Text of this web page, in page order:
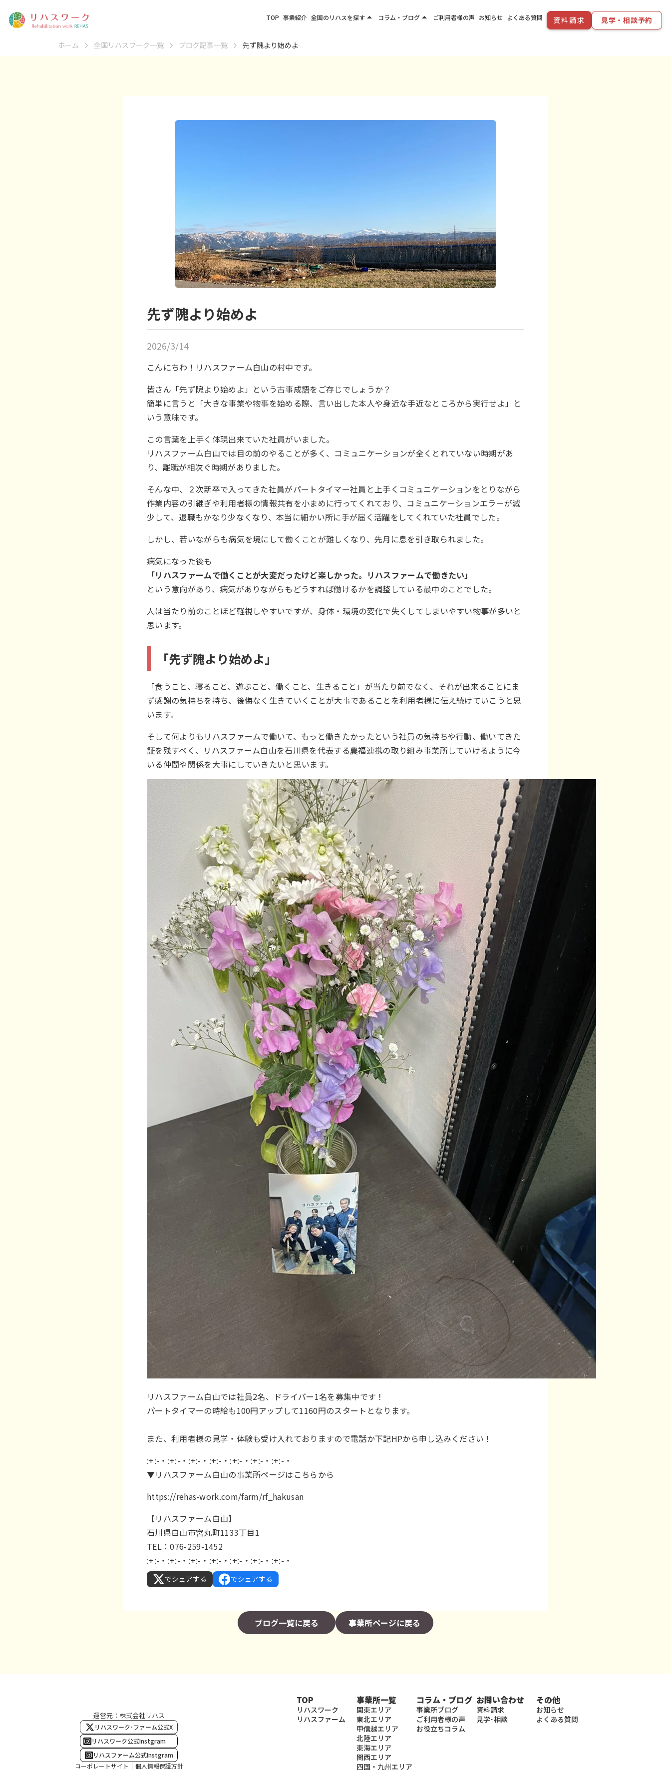
ホーム 全国リハスワーク一覧 ブログ記事一覧 先ず隗より始めよ
先ず隗より始めよ
2026/3/14
こんにちわ！リハスファーム白山の村中です。
皆さん「先ず隗より始めよ」という古事成語をご存じでしょうか？
簡単に言うと「大きな事業や物事を始める際、言い出した本人や身近な手近なところから実行せよ」と
いう意味です。
この言葉を上手く体現出来ていた社員がいました。
リハスファーム白山では目の前のやることが多く、コミュニケーションが全くとれていない時期があ
り、離職が相次ぐ時期がありました。
そんな中、２次新卒で入ってきた社員がパートタイマー社員と上手くコミュニケーションをとりながら
作業内容の引継ぎや利用者様の情報共有を小まめに行ってくれており、コミュニケーションエラーが減
少して、退職もかなり少なくなり、本当に細かい所に手が届く活躍をしてくれていた社員でした。
しかし、若いながらも病気を境にして働くことが難しくなり、先月に息を引き取られました。
病気になった後も
「リハスファームで働くことが大変だったけど楽しかった。リハスファームで働きたい」
という意向があり、病気がありながらもどうすれば働けるかを調整している最中のことでした。
人は当たり前のことほど軽視しやすいですが、身体・環境の変化で失くしてしまいやすい物事が多いと
思います。
「先ず隗より始めよ」
「食うこと、寝ること、遊ぶこと、働くこと、生きること」が当たり前でなく、それが出来ることにま
ず感謝の気持ちを持ち、後悔なく生きていくことが大事であることを利用者様に伝え続けていこうと思
います。
そして何よりもリハスファームで働いて、もっと働きたかったという社員の気持ちや行動、働いてきた
証を残すべく、リハスファーム白山を石川県を代表する農福連携の取り組み事業所していけるように今
いる仲間や関係を大事にしていきたいと思います。
リハスファーム白山では社員2名、ドライバー1名を募集中です！
パートタイマーの時給も100円アップして1160円のスタートとなります。
また、利用者様の見学・体験も受け入れておりますので電話か下記HPから申し込みください！
:+:-・:+:-・:+:-・:+:-・:+:-・:+:-・:+:-・
▼リハスファーム白山の事業所ページはこちらから
https://rehas-work.com/farm/rf_hakusan
【リハスファーム白山】
石川県白山市宮丸町1133丁目1
TEL：076-259-1452
:+:-・:+:-・:+:-・:+:-・:+:-・:+:-・:+:-・
でシェアする でシェアする
ブログ一覧に戻る 事業所ページに戻る
TOP 事業紹介 全国のリハスを探すarrow_drop_up コラム・ブログarrow_drop_up ご利用者様の声 お知らせ よくある質問 資料請求 見学・相談予約
運営元：株式会社リハス
リハスワーク･ファーム公式X
リハスワーク公式Instgram
リハスファーム公式Instgram
コーポレートサイト
個人情報保護方針
TOP
リハスワーク
リハスファーム
事業所一覧
関東エリア
東北エリア
甲信越エリア
北陸エリア
東海エリア
関西エリア
四国・九州エリア
コラム・ブログ
事業所ブログ
ご利用者様の声
お役立ちコラム
お問い合わせ
資料請求
見学･相談
その他
お知らせ
よくある質問